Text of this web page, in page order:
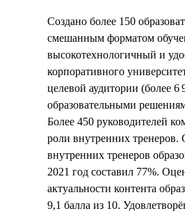
Создано более 150
смешанным форматом
высокотехнологичный и
корпоративного
целевой аудитории (более
образовательными
Более 450 руководителей
роли внутренних тренеров.
внутренних тренеров
2021 год составил 77%.
актуальности контента
9,1 балла из 10.